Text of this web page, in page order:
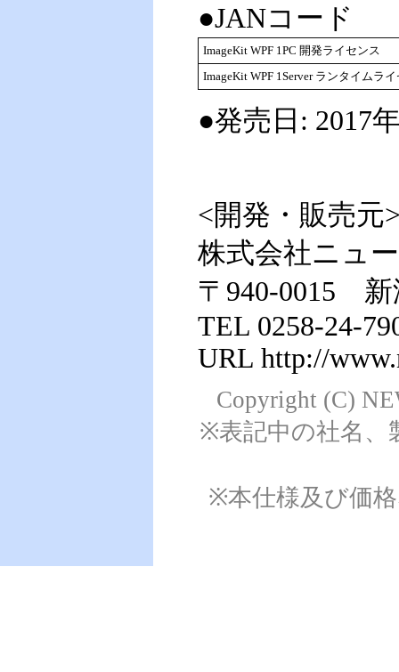
●JANコード
ImageKit WPF 1PC 開発ライセンス
ImageKit WPF 1Server ランタイムラ
●発売日: 2017
<開発・販売元
株式会社ニュ
〒940-0015 新
TEL 0258-24-
URL http://
Copyright (C)
※表記中の社名、
※本仕様及び価